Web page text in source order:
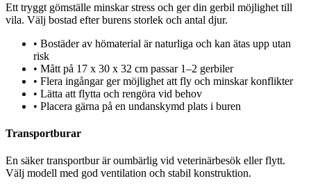
Ett tryggt gömställe minskar stress och ger din gerbil möjlighet till
vila. Välj bostad efter burens storlek och antal djur.
• Bostäder av hömaterial är naturliga och kan ätas upp utan
risk
• Mått på 17 x 30 x 32 cm passar 1–2 gerbiler
• Flera ingångar ger möjlighet att fly och minskar konflikter
• Lätta att flytta och rengöra vid behov
• Placera gärna på en undanskymd plats i buren
Transportburar
En säker transportbur är oumbärlig vid veterinärbesök eller flytt.
Välj modell med god ventilation och stabil konstruktion.